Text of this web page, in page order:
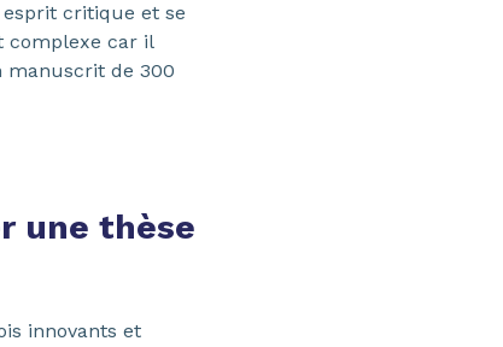
critique et se
complexe car il
manuscrit de 300
une thèse
innovants et